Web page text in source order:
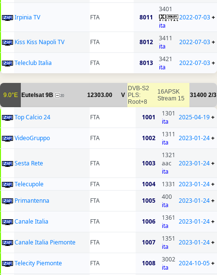
Irpinia TV FTA 8011
3401
ita
2022-07-03+
Kiss Kiss Napoli TV FTA 8012
3411
ita
2022-07-03+
Teleclub Italia FTA 8013
3421
ita
2022-07-03+
9.0°E Eutelsat 9B 20 12303.00 V
DVB-S2
PLS:
Root+8
16APSK
Stream 15
31400 2/3
Top Calcio 24 FTA 1001
1301
ita
2025-04-19+
VideoGruppo FTA 1002
1311
ita
2023-01-24+
Sesta Rete FTA 1003
1321
aac
ita
2023-01-24+
Telecupole FTA 1004 1331 2023-01-24+
Primantenna
FTA 1005
400
ita
2023-01-24+
Canale Italia FTA 1006
1361
ita
2023-01-24+
Canale Italia Piemonte FTA 1007
1351
ita
2023-01-24+
Telecity Piemonte FTA 1008
3002
ita
2024-10-05+